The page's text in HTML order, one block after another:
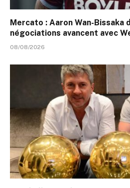
Mercato : Aaron Wan-Bissaka
négociations avancent avec
08/08/2026